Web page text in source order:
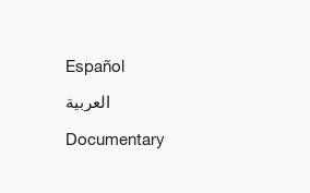
Español
العربية
Documentary